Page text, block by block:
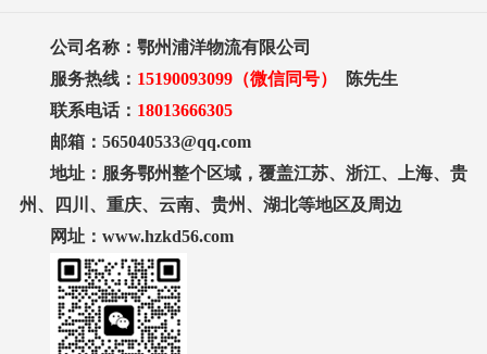
公司名称：鄂州浦洋物流有限公司
服务热线： 15190093099（微信同号）
陈先生
联系电话： 18013666305
邮箱：565040533@qq.com
地址：服务鄂州整个区域，覆盖江苏、浙江、上海、贵
州、四川、重庆、云南、贵州、湖北等地区及周边
网址：www.hzkd56.com